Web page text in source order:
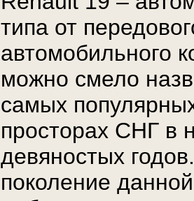
типа от
автомобильного
можно смело
самых
просторах СНГ в
девяностых
поколение